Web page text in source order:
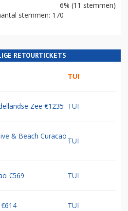
6% (11 stemmen)
stemmen: 170
RETOURTICKETS
TUI
Zee €1235 TUI
& Beach Curacao
TUI
€569 TUI
TUI